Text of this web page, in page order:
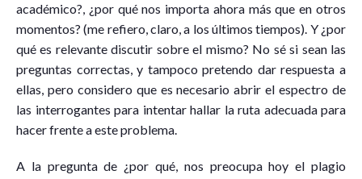
académico?, ¿por qué nos importa ahora más que en otros
momentos? (me refiero, claro, a los últimos tiempos). Y ¿por
qué es relevante discutir sobre el mismo? No sé si sean las
preguntas correctas, y tampoco pretendo dar respuesta a
ellas, pero considero que es necesario abrir el espectro de
las interrogantes para intentar hallar la ruta adecuada para
hacer frente a este problema.
A la pregunta de ¿por qué, nos preocupa hoy el plagio